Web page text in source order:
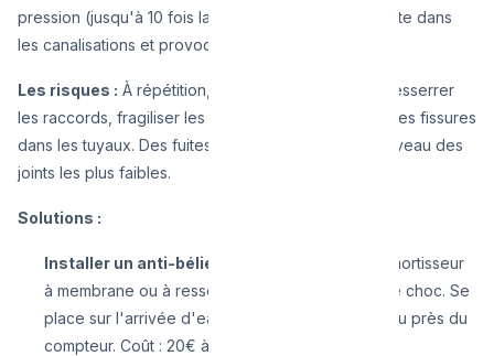
pression (jusqu'à 10 fois la pression normale) remonte dans
les canalisations et provoque le claquement.
Les risques : À répétition, le coup de bélier peut desserrer
les raccords, fragiliser les soudures, et provoquer des fissures
dans les tuyaux. Des fuites peuvent apparaître au niveau des
joints les plus faibles.
Solutions :
Installer un anti-bélier
— Un petit dispositif (amortisseur
à membrane ou à ressort) qui absorbe l'onde de choc. Se
place sur l'arrivée d'eau de la machine à laver ou près du
compteur. Coût : 20€ à 60€ + installation.